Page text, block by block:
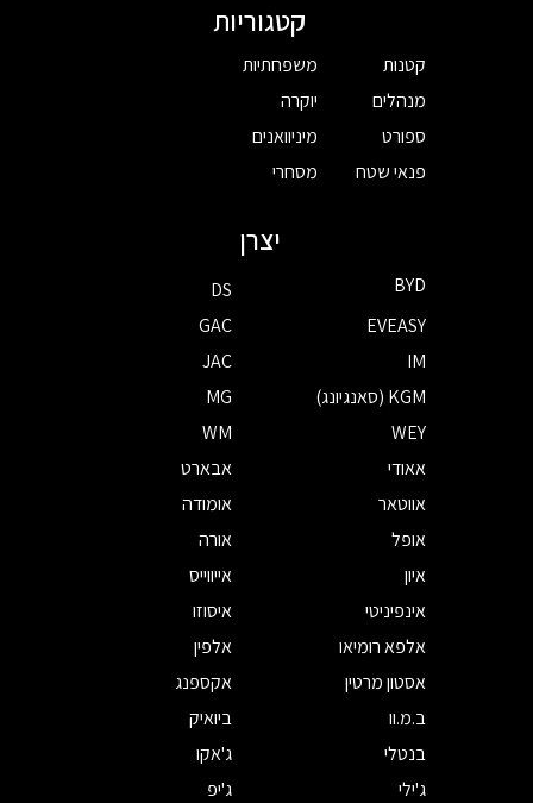
קטגוריות
קטנות
מנהלים
ספורט
פנאי שטח
משפחתיות
יוקרה
מיניוואנים
מסחרי
יצרן
BYD
DS
EVEASY
GAC
IM
JAC
KGM (סאנגיונג)
MG
WEY
WM
אאודי
אבארט
אווטאר
אומודה
אופל
אורה
איון
אייווייס
אינפיניטי
איסוזו
אלפא רומיאו
אלפין
אסטון מרטין
אקספנג
ב.מ.וו
ביואיק
בנטלי
ג'אקו
ג'ילי
ג'יפ